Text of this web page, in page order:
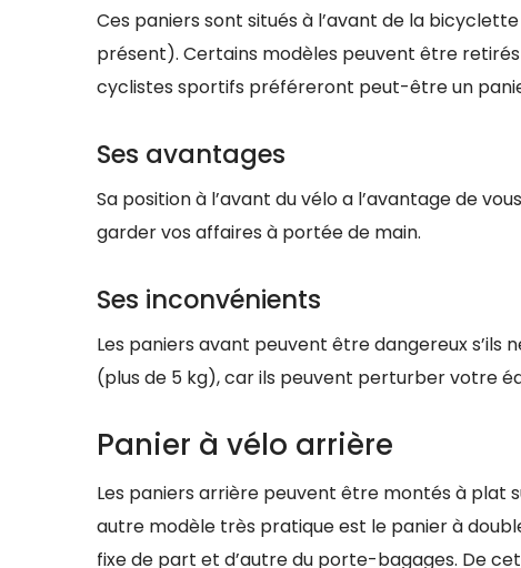
Ces paniers sont situés à l’avant de la
présent). Certains modèles peuvent être
cyclistes sportifs préféreront peut-être un
Ses avantages
Sa position à l’avant du vélo a l’avantage de
garder vos affaires à portée de main.
Ses inconvénients
Les paniers avant peuvent être dangereux
(plus de 5 kg), car ils peuvent perturber votre
Panier à vélo arrière
Les paniers arrière peuvent être montés à plat
autre modèle très pratique est le panier à
fixe de part et d’autre du porte-bagages. De